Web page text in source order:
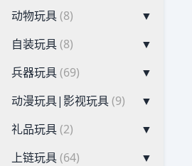
动物玩具(8)
▼
自装玩具(8)
▼
兵器玩具(69)
▼
动漫玩具|影视玩具(9)
▼
礼品玩具(2)
▼
上链玩具(64)
▼